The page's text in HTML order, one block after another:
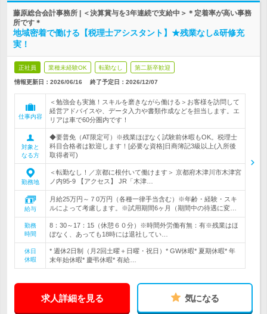
藤原総合会計事務所 | ＜決算賞与を3年連続で支給中＞＊定着率が高い事務
所です＊
地域密着で働ける【税理士アシスタント】★残業なし&研修充
実！
正社員 業種未経験OK 転勤なし 第二新卒歓迎
情報更新日：2026/06/16 終了予定日： 2026/12/07
仕事内容
＜勉強会も実施！スキルを磨きながら働ける＞お客様を訪問して
経営アドバイスや、データ入力や書類作成などを担当します。エ
リアは車で60分圏内です！
対象と
なる方
◆要普免（AT限定可）※残業ほぼなく試験前休暇もOK。税理士
科目合格者は歓迎します！[必要な資格]日商簿記3級以上(入所後
取得者可)
勤務地
＜転勤なし！／京都に根付いて働けます＞ 京都府木津川市木津宮
ノ内95-9 【アクセス】 JR「木津…
給与
月給25万円～７0万円（各種一律手当含む）※年齢・経験・スキ
ルによって考慮します。※試用期間6ヶ月（期間中の待遇に変…
勤務
時間
8：30～17：15（休憩６０分）※時間外労働有無：有※残業はほ
ぼなく、あっても18時には退社してい…
休日
休暇
* 週休2日制（月2回土曜＋日曜・祝日）* GW休暇* 夏期休暇* 年
末年始休暇* 慶弔休暇* 有給…
求人詳細を見る 気になる